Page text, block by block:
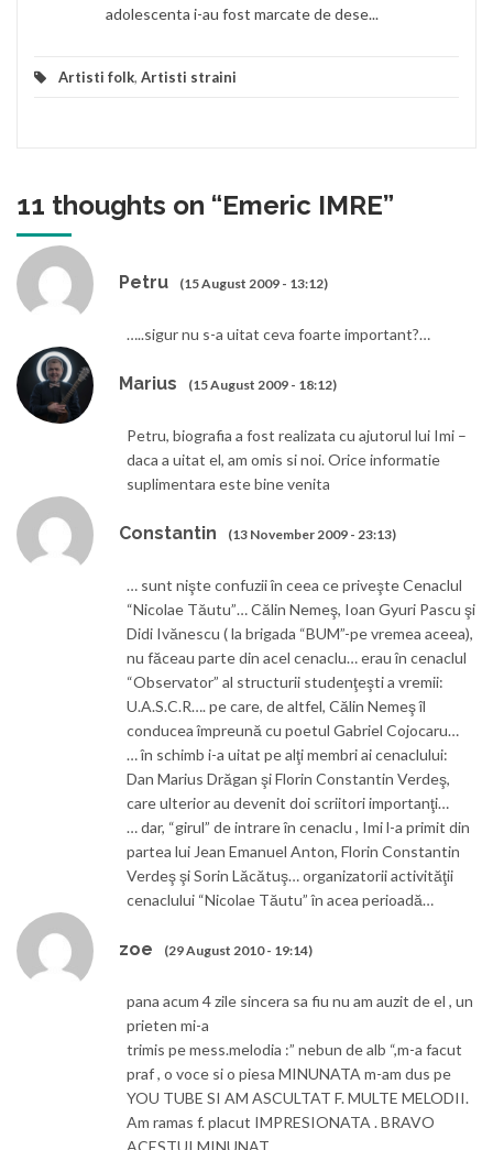
adolescenta i-au fost marcate de dese...
Artisti folk, Artisti straini
11 thoughts on “Emeric IMRE”
Petru (15 August 2009 - 13:12)
…..sigur nu s-a uitat ceva foarte important?…
Marius (15 August 2009 - 18:12)
Petru, biografia a fost realizata cu ajutorul lui Imi –
daca a uitat el, am omis si noi. Orice informatie
suplimentara este bine venita
Constantin (13 November 2009 - 23:13)
… sunt nişte confuzii în ceea ce priveşte Cenaclul
“Nicolae Tăutu”… Călin Nemeş, Ioan Gyuri Pascu şi
Didi Ivănescu ( la brigada “BUM”-pe vremea aceea),
nu făceau parte din acel cenaclu… erau în cenaclul
“Observator” al structurii studenţeşti a vremii:
U.A.S.C.R…. pe care, de altfel, Călin Nemeş îl
conducea împreună cu poetul Gabriel Cojocaru…
… în schimb i-a uitat pe alţi membri ai cenaclului:
Dan Marius Drăgan şi Florin Constantin Verdeş,
care ulterior au devenit doi scriitori importanţi…
… dar, “girul” de intrare în cenaclu , Imi l-a primit din
partea lui Jean Emanuel Anton, Florin Constantin
Verdeş şi Sorin Lăcătuş… organizatorii activităţii
cenaclului “Nicolae Tăutu” în acea perioadă…
zoe (29 August 2010 - 19:14)
pana acum 4 zile sincera sa fiu nu am auzit de el , un
prieten mi-a
trimis pe mess.melodia :” nebun de alb “,m-a facut
praf , o voce si o piesa MINUNATA m-am dus pe
YOU TUBE SI AM ASCULTAT F. MULTE MELODII.
Am ramas f. placut IMPRESIONATA . BRAVO